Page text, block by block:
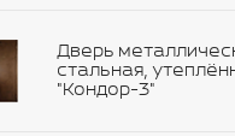
Дверь
стальная,
"Кондор-3"